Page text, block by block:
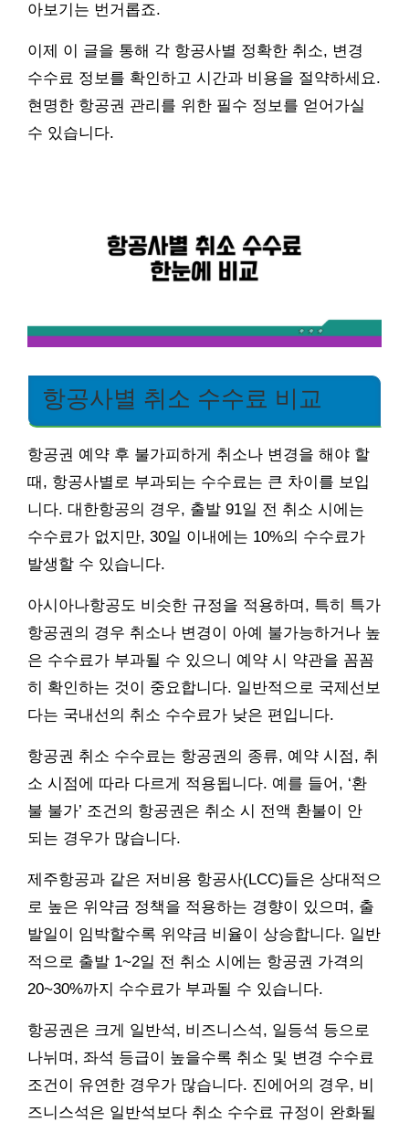
아보기는 번거롭죠.
이제 이 글을 통해 각 항공사별 정확한 취소, 변경
수수료 정보를 확인하고 시간과 비용을 절약하세요.
현명한 항공권 관리를 위한 필수 정보를 얻어가실
수 있습니다.
항공사별 취소 수수료 비교
항공권 예약 후 불가피하게 취소나 변경을 해야 할
때, 항공사별로 부과되는 수수료는 큰 차이를 보입
니다. 대한항공의 경우, 출발 91일 전 취소 시에는
수수료가 없지만, 30일 이내에는 10%의 수수료가
발생할 수 있습니다.
아시아나항공도 비슷한 규정을 적용하며, 특히 특가
항공권의 경우 취소나 변경이 아예 불가능하거나 높
은 수수료가 부과될 수 있으니 예약 시 약관을 꼼꼼
히 확인하는 것이 중요합니다. 일반적으로 국제선보
다는 국내선의 취소 수수료가 낮은 편입니다.
항공권 취소 수수료는 항공권의 종류, 예약 시점, 취
소 시점에 따라 다르게 적용됩니다. 예를 들어, ‘환
불 불가’ 조건의 항공권은 취소 시 전액 환불이 안
되는 경우가 많습니다.
제주항공과 같은 저비용 항공사(LCC)들은 상대적으
로 높은 위약금 정책을 적용하는 경향이 있으며, 출
발일이 임박할수록 위약금 비율이 상승합니다. 일반
적으로 출발 1~2일 전 취소 시에는 항공권 가격의
20~30%까지 수수료가 부과될 수 있습니다.
항공권은 크게 일반석, 비즈니스석, 일등석 등으로
나뉘며, 좌석 등급이 높을수록 취소 및 변경 수수료
조건이 유연한 경우가 많습니다. 진에어의 경우, 비
즈니스석은 일반석보다 취소 수수료 규정이 완화될